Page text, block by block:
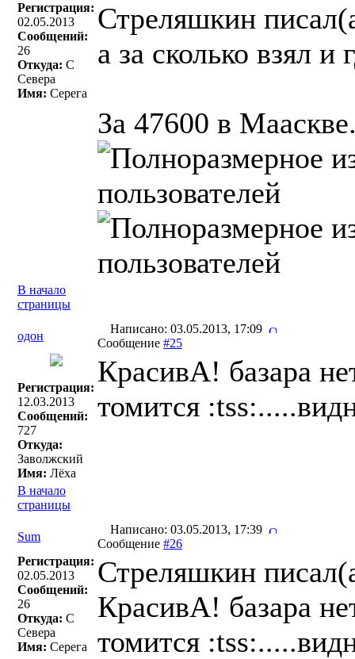
Регистрация:
02.05.2013
Сообщений:
26
Откуда: С
Севера
Имя: Серега
Стреляшкин
а за сколько взял и
За 47600 в
В начало
страницы
одон
Написано: 03.05.2013, 17:09
Сообщение #25
Регистрация:
12.03.2013
Сообщений:
727
Откуда:
Заволжский
Имя: Лёха
КрасивА! базара
томится
В начало
страницы
Sum
Написано: 03.05.2013, 17:39
Сообщение #26
Регистрация:
02.05.2013
Сообщений:
26
Откуда: С
Севера
Имя: Серега
Стреляшкин
КрасивА! базара
томится